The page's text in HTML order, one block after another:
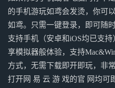
的手机游玩如鸢会发烫，你可
如鸢。只需一键登录，即可随
支持手机（安卓和iOS均已支
享模拟器般体验，支持
方式，无需下载即开即玩，非
打开网 易 云 游 戏的官 网均可